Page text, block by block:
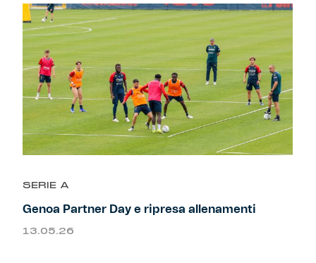
Isolani x Genoa
Gift Card Online Store
Fortissimo batte il mio cuor
SERIE A
Genoa Partner Day e ripresa allenamenti
13.05.26